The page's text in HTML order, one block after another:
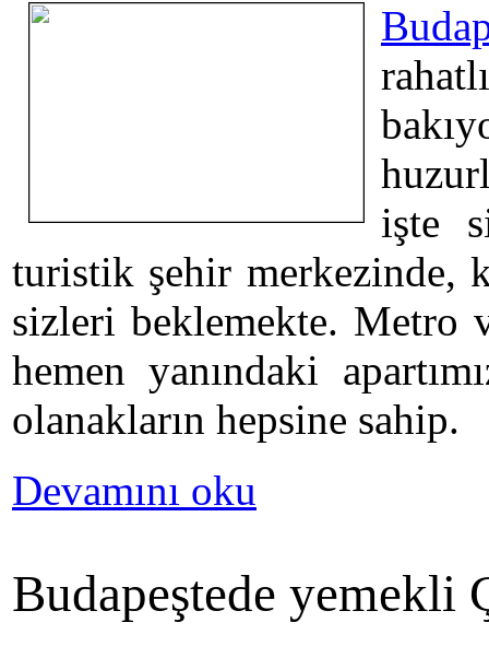
işte
turistik şehir merkezinde,
sizleri beklemekte. Metro
hemen yanındaki
olanakların hepsine sahip.
Devamını oku
Budapeştede yemekli